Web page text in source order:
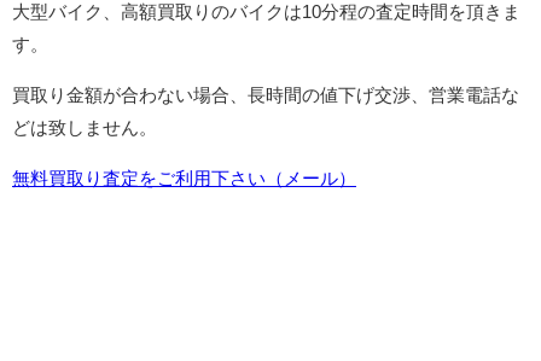
大型バイク、高額買取りのバイクは10分程の査定時間を頂きま
す。
買取り金額が合わない場合、長時間の値下げ交渉、営業電話な
どは致しません。
無料買取り査定をご利用下さい（メール）